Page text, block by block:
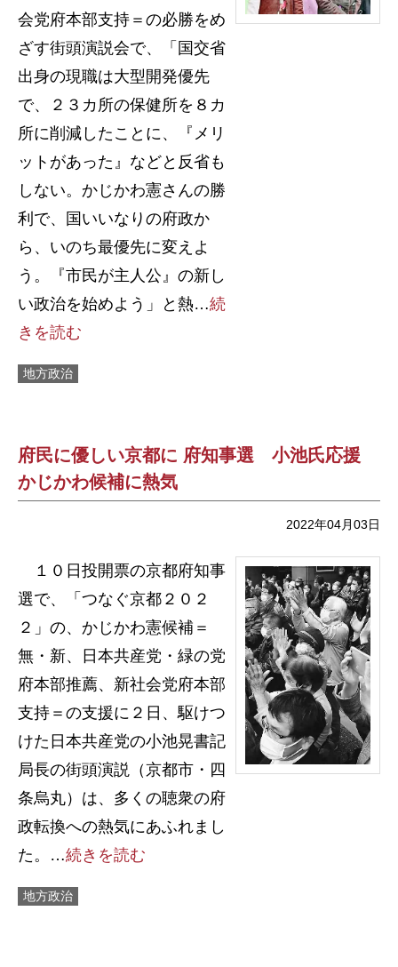
会党府本部支持＝の必勝をめ
ざす街頭演説会で、「国交省
出身の現職は大型開発優先
で、２３カ所の保健所を８カ
所に削減したことに、『メリ
ットがあった』などと反省も
しない。かじかわ憲さんの勝
利で、国いいなりの府政か
ら、いのち最優先に変えよ
う。『市民が主人公』の新し
い政治を始めよう」と熱…続
きを読む
地方政治
府民に優しい京都に 府知事選 小池氏応援
かじかわ候補に熱気
2022年04月03日
１０日投開票の京都府知事
選で、「つなぐ京都２０２
２」の、かじかわ憲候補＝
無・新、日本共産党・緑の党
府本部推薦、新社会党府本部
支持＝の支援に２日、駆けつ
けた日本共産党の小池晃書記
局長の街頭演説（京都市・四
条烏丸）は、多くの聴衆の府
政転換への熱気にあふれまし
た。…続きを読む
地方政治